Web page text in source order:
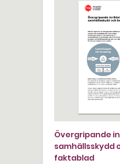
Övergripande
samhällsskydd
faktablad